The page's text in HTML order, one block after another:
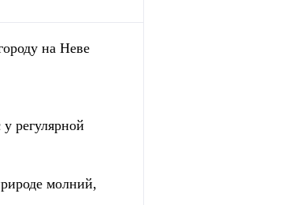
на Неве
регулярной
молний,